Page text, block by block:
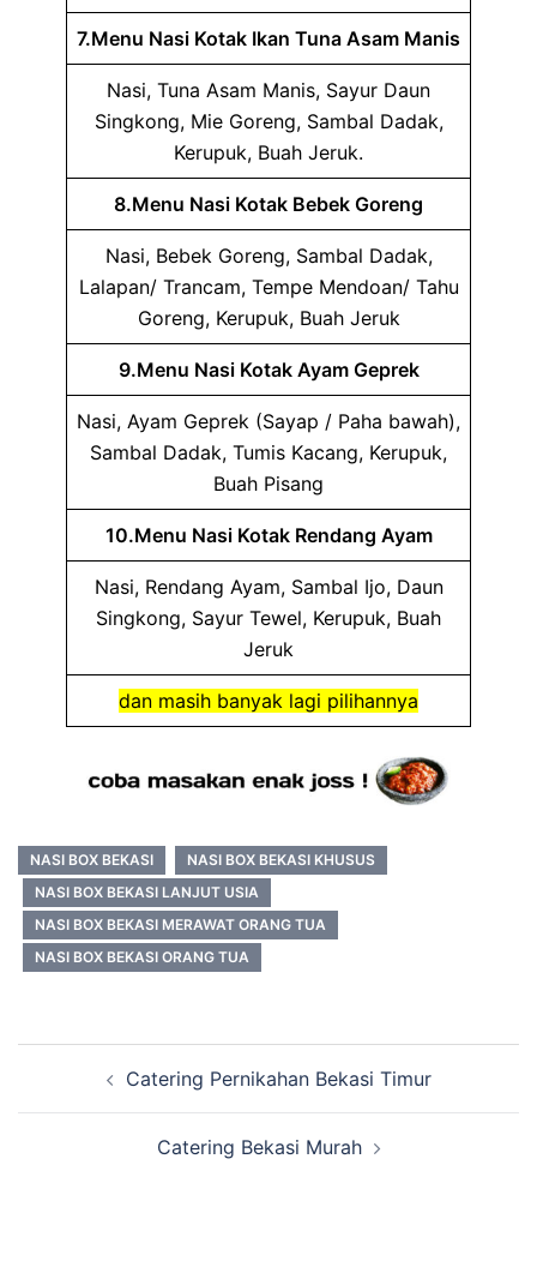
7.Menu Nasi Kotak Ikan Tuna Asam Manis
Nasi, Tuna Asam Manis, Sayur Daun
Singkong, Mie Goreng, Sambal Dadak,
Kerupuk, Buah Jeruk.
8.Menu Nasi Kotak Bebek Goreng
Nasi, Bebek Goreng, Sambal Dadak,
Lalapan/ Trancam, Tempe Mendoan/ Tahu
Goreng, Kerupuk, Buah Jeruk
9.Menu Nasi Kotak Ayam Geprek
Nasi, Ayam Geprek (Sayap / Paha bawah),
Sambal Dadak, Tumis Kacang, Kerupuk,
Buah Pisang
10.Menu Nasi Kotak Rendang Ayam
Nasi, Rendang Ayam, Sambal Ijo, Daun
Singkong, Sayur Tewel, Kerupuk, Buah
Jeruk
dan masih banyak lagi pilihannya
NASI BOX BEKASI
NASI BOX BEKASI KHUSUS
NASI BOX BEKASI LANJUT USIA
NASI BOX BEKASI MERAWAT ORANG TUA
NASI BOX BEKASI ORANG TUA
navigationCatering Pernikahan Bekasi Timur
Catering Bekasi Murah